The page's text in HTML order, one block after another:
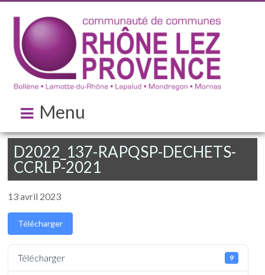
Menu
D2022_137-RAPQSP-DECHETS-
CCRLP-2021
13 avril 2023
Télécharger
Télécharger 9